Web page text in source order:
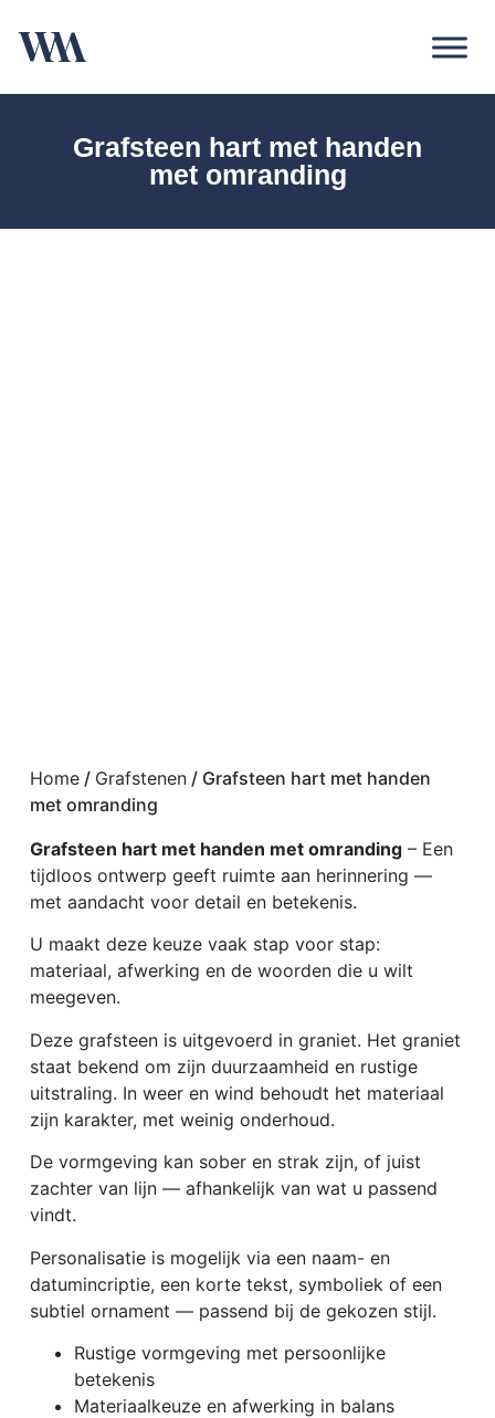
Grafsteen hart met handen
met omranding
Home/ Grafstenen/ Grafsteen hart met handen
met omranding
Grafsteen hart met handen met omranding– Een
tijdloos ontwerp geeft ruimte aan herinnering —
met aandacht voor detail en betekenis.
U maakt deze keuze vaak stap voor stap:
materiaal, afwerking en de woorden die u wilt
meegeven.
Deze grafsteen is uitgevoerd in graniet. Het graniet
staat bekend om zijn duurzaamheid en rustige
uitstraling. In weer en wind behoudt het materiaal
zijn karakter, met weinig onderhoud.
De vormgeving kan sober en strak zijn, of juist
zachter van lijn — afhankelijk van wat u passend
vindt.
Personalisatie is mogelijk via een naam- en
datumincriptie, een korte tekst, symboliek of een
subtiel ornament — passend bij de gekozen stijl.
Rustige vormgeving met persoonlijke
betekenis
Materiaalkeuze en afwerking in balans